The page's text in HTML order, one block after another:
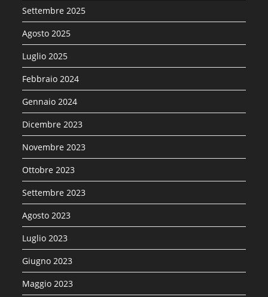
Settembre 2025
Agosto 2025
Luglio 2025
Febbraio 2024
Gennaio 2024
Dicembre 2023
Novembre 2023
Ottobre 2023
Settembre 2023
Agosto 2023
Luglio 2023
Giugno 2023
Maggio 2023